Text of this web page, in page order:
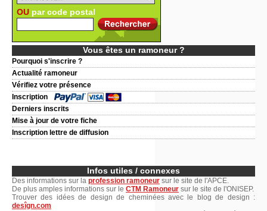
OU par code postal
Vous êtes un ramoneur ?
Pourquoi s'inscrire ?
Actualité ramoneur
Vérifiez votre présence
Inscription
Derniers inscrits
Mise à jour de votre fiche
Inscription lettre de diffusion
Infos utiles / connexes
Des informations sur la profession ramoneur sur le site de l'APCE.
De plus amples informations sur le CTM Ramoneur sur le site de l'ONISEP.
Trouver des idées de design de cheminées avec le blog de design :
desîgn.com